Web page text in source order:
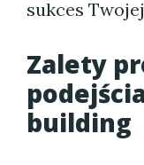
sukces
Zalety
building